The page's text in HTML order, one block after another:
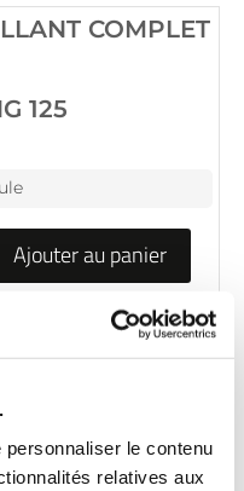
le contenu
relatives aux
COMPLET
125
Ajouter au panier
COMPLET